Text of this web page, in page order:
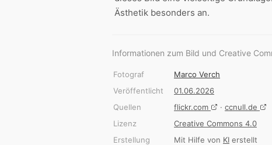
Ästhetik besonders an.
Informationen zum Bild und Creative
Fotograf
Marco Verch
Veröffentlicht
01.06.2026
Quellen
flickr.com · ccnull.de
Lizenz
Creative Commons 4.0
Erstellung
Mit Hilfe von KI erstellt